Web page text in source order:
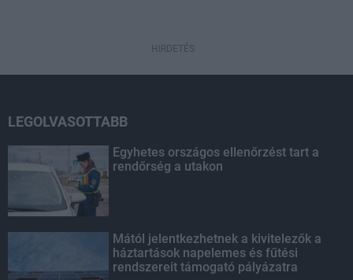
HIRDETÉS
LEGOLVASOTTABB
Egyhetes országos ellenőrzést tart a
rendőrség a utakon
Mától jelentkezhetnek a kivitelezők a
háztartások napelemes és fűtési
rendszereit támogató pályázatra